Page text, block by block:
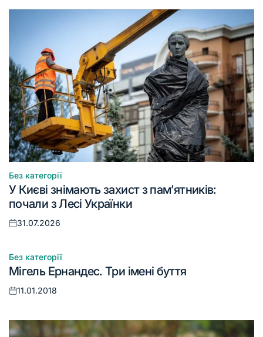
Опублікувати
у
Без категорії
У Києві знімають захист з пам’ятників:
почали з Лесі Українки
Оприлюднено
31.07.2026
Опублікувати
у
Без категорії
Мігель Ернандес. Три імені буття
Оприлюднено
11.01.2018